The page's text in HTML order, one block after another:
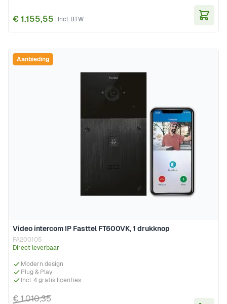
€ 1.155,55
Video intercom IP Fasttel FT600VK, 1 drukknop
FA200105
Direct leverbaar
Modern design
Plug & Play
Incl. 4 gratis licenties
€ 1.010,35
Aanbieding